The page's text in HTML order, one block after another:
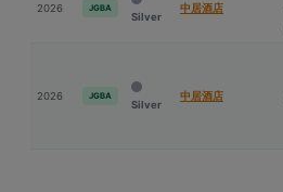
2026 JGBA
Silver
中居酒店
2026 JGBA
Silver
中居酒店